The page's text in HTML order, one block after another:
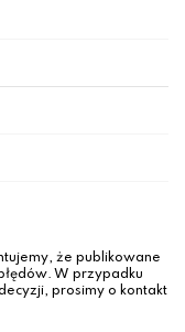
że publikowane
W przypadku
prosimy o kontakt